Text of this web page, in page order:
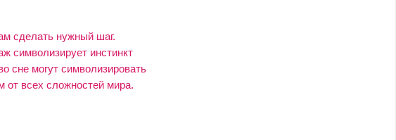
сделать нужный шаг.
символизирует инстинкт
сне могут символизировать
от всех сложностей мира.